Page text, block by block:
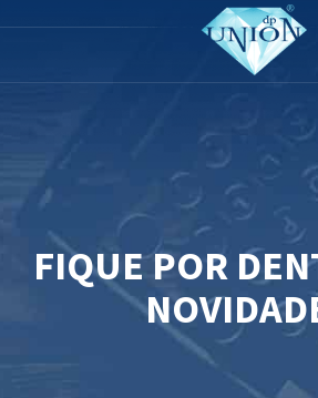
FIQUE POR